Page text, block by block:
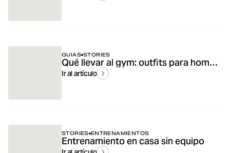
GUÍAS STORIES
Qué llevar al gym: outfits para hombre
Ir al artículo
STORIES ENTRENAMIENTOS
Entrenamiento en casa sin equipo